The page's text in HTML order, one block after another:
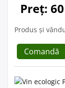
Preț:
Produs și
Comandă